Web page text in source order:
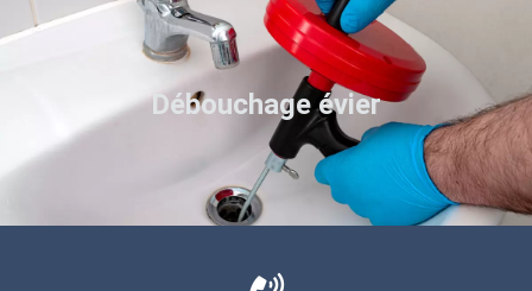
Débouchage évier